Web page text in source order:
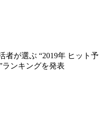
者が選ぶ “2019年 ヒット予
ランキングを発表